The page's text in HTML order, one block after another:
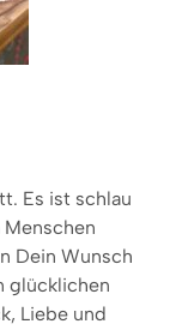
Es ist schlau
Dein Wunsch
glücklichen
Liebe und